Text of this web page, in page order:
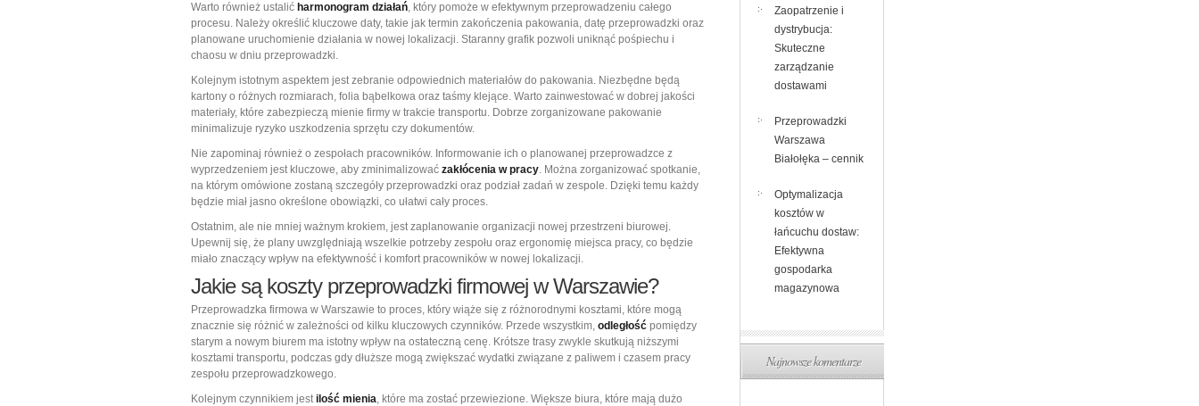
Warto również ustalić harmonogram działań, który pomoże w efektywnym przeprowadzeniu całego
procesu. Należy określić kluczowe daty, takie jak termin zakończenia pakowania, datę przeprowadzki oraz
planowane uruchomienie działania w nowej lokalizacji. Staranny grafik pozwoli uniknąć pośpiechu i
chaosu w dniu przeprowadzki.
Kolejnym istotnym aspektem jest zebranie odpowiednich materiałów do pakowania. Niezbędne będą
kartony o różnych rozmiarach, folia bąbelkowa oraz taśmy klejące. Warto zainwestować w dobrej jakości
materiały, które zabezpieczą mienie firmy w trakcie transportu. Dobrze zorganizowane pakowanie
minimalizuje ryzyko uszkodzenia sprzętu czy dokumentów.
Nie zapominaj również o zespołach pracowników. Informowanie ich o planowanej przeprowadzce z
wyprzedzeniem jest kluczowe, aby zminimalizować zakłócenia w pracy. Można zorganizować spotkanie,
na którym omówione zostaną szczegóły przeprowadzki oraz podział zadań w zespole. Dzięki temu każdy
będzie miał jasno określone obowiązki, co ułatwi cały proces.
Ostatnim, ale nie mniej ważnym krokiem, jest zaplanowanie organizacji nowej przestrzeni biurowej.
Upewnij się, że plany uwzględniają wszelkie potrzeby zespołu oraz ergonomię miejsca pracy, co będzie
miało znaczący wpływ na efektywność i komfort pracowników w nowej lokalizacji.
Jakie są koszty przeprowadzki firmowej w Warszawie?
Przeprowadzka firmowa w Warszawie to proces, który wiąże się z różnorodnymi kosztami, które mogą
znacznie się różnić w zależności od kilku kluczowych czynników. Przede wszystkim, odległość pomiędzy
starym a nowym biurem ma istotny wpływ na ostateczną cenę. Krótsze trasy zwykle skutkują niższymi
kosztami transportu, podczas gdy dłuższe mogą zwiększać wydatki związane z paliwem i czasem pracy
zespołu przeprowadzkowego.
Kolejnym czynnikiem jestilość mienia, które ma zostać przewiezione. Większe biura, które mają dużo
Zaopatrzenie i
dystrybucja:
Skuteczne
zarządzanie
dostawami
Przeprowadzki
Warszawa
Białołęka – cennik
Optymalizacja
kosztów w
łańcuchu dostaw:
Efektywna
gospodarka
magazynowa
Najnowsze komentarze